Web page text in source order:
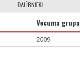
DALĪBNIEKI
Vecuma grupa
2009